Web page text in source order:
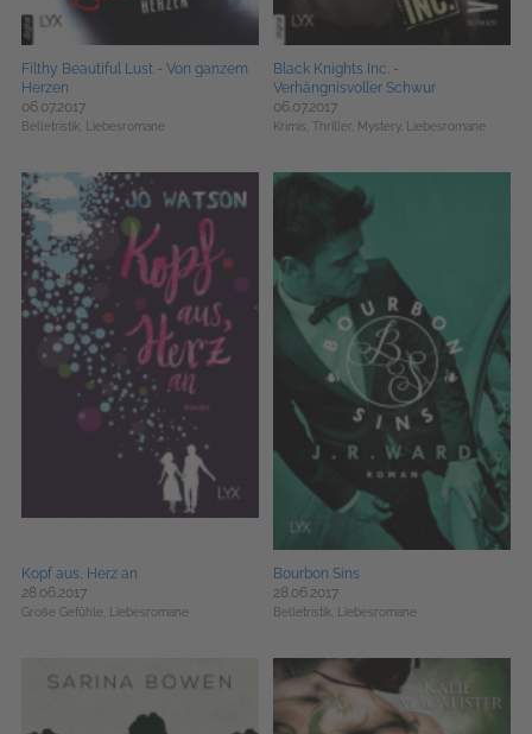
Filthy Beautiful Lust - Von ganzem
Herzen
06.07.2017
Belletristik, Liebesromane
Black Knights Inc. -
Verhängnisvoller Schwur
06.07.2017
Krimis, Thriller, Mystery, Liebesromane
Kopf aus, Herz an
28.06.2017
Große Gefühle, Liebesromane
Bourbon Sins
28.06.2017
Belletristik, Liebesromane